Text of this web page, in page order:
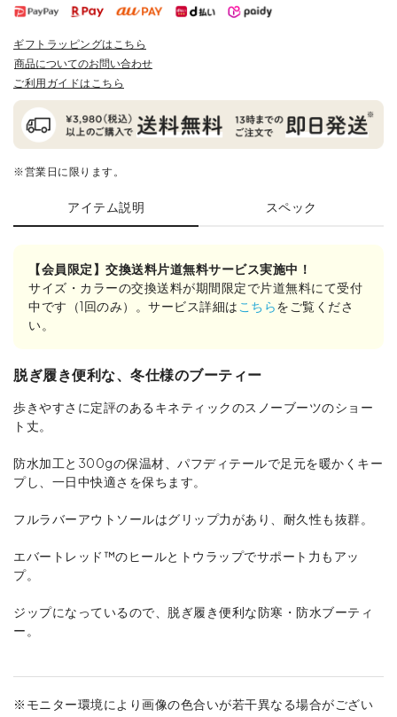
ギフトラッピングはこちら
商品についてのお問い合わせ
ご利用ガイドはこちら
※営業日に限ります。
アイテム説明 スペック
【会員限定】交換送料片道無料サービス実施中！
サイズ・カラーの交換送料が期間限定で片道無料にて受付
中です（1回のみ）。サービス詳細は こちらをご覧くださ
い。
脱ぎ履き便利な、冬仕様のブーティー
歩きやすさに定評のあるキネティックのスノーブーツのショー
ト丈。
防水加工と300gの保温材、パフディテールで足元を暖かくキー
プし、一日中快適さを保ちます。
フルラバーアウトソールはグリップ力があり、耐久性も抜群。
エバートレッド™のヒールとトウラップでサポート力もアッ
プ。
ジップになっているので、脱ぎ履き便利な防寒・防水ブーティ
ー。
※モニター環境により画像の色合いが若干異なる場合がござい